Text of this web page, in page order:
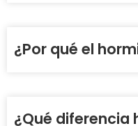
¿Por qué el
¿Qué diferencia